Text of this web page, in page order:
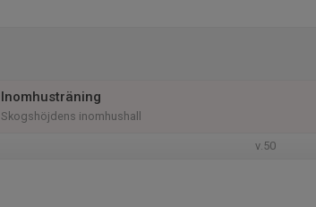
Inomhusträning
Skogshöjdens inomhushall
v.50